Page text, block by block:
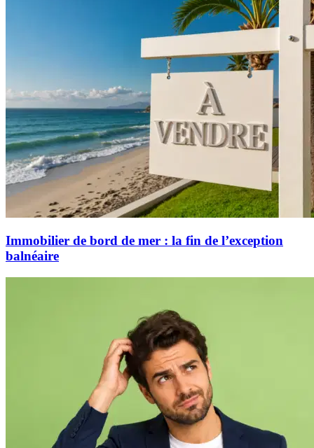
Immobilier de bord de mer : la fin de l’exception
balnéaire